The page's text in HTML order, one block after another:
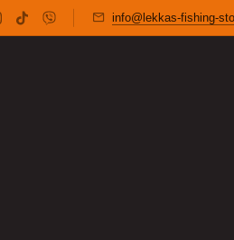
info@lekkas-fishing-